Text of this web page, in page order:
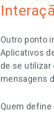
Outro ponto
Aplicativos
de se utilizar
mensagens
Quem